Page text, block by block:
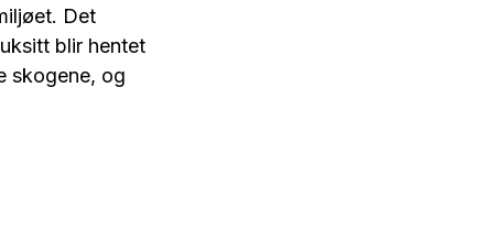
Det
blir hentet
skogene, og